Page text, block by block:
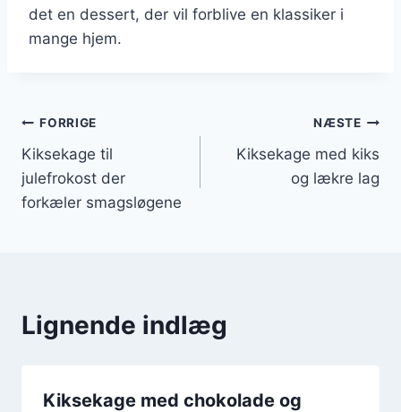
det en dessert, der vil forblive en klassiker i
mange hjem.
Indlægsnavigation
FORRIGE
Kiksekage til
julefrokost der
forkæler smagsløgene
NÆSTE
Kiksekage med kiks
og lækre lag
Lignende indlæg
Kiksekage med chokolade og